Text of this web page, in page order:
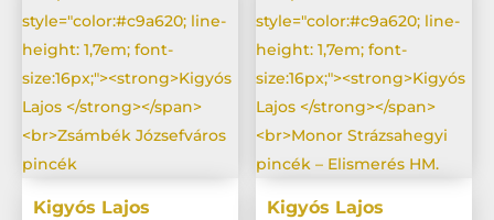
Kigyós Lajos Kigyós Lajos